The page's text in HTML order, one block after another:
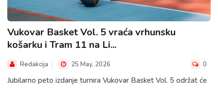
Vukovar Basket Vol. 5 vraća vrhunsku
košarku i Tram 11 na Li...
Redakcija 25 May, 2026 0
Jubilarno peto izdanje turnira Vukovar Basket Vol. 5 održat će